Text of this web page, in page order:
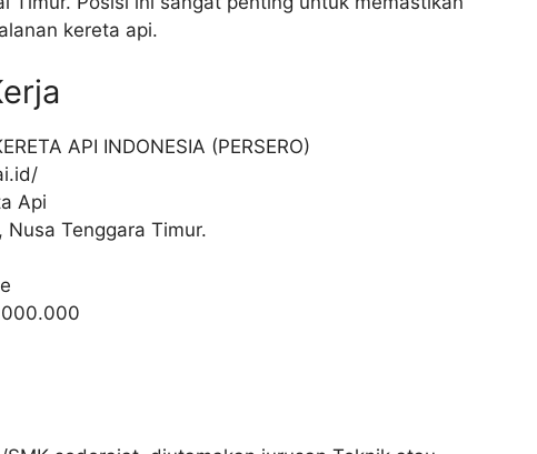
kereta api.
API INDONESIA (PERSERO)
Api
Tenggara Timur.